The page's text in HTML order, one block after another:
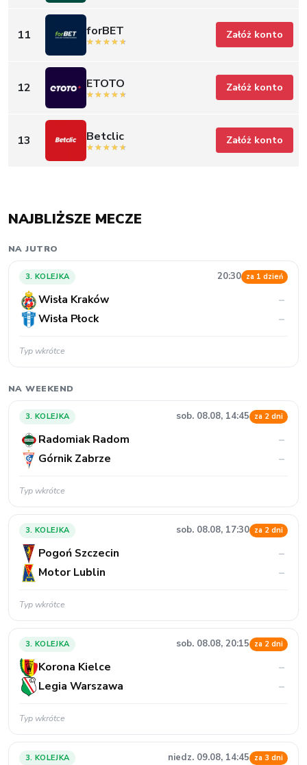
11 forBET Załóż konto
12 ETOTO Załóż konto
13 Betclic Załóż konto
NAJBLIŻSZE MECZE
NA JUTRO
3. KOLEJKA 20:30 za 1 dzień
Wisła Kraków
–
Wisła Płock
–
Typ wkrótce
NA WEEKEND
3. KOLEJKA sob. 08.08, 14:45 za 2 dni
Radomiak Radom
–
Górnik Zabrze
–
Typ wkrótce
3. KOLEJKA sob. 08.08, 17:30 za 2 dni
Pogoń Szczecin
–
Motor Lublin
–
Typ wkrótce
3. KOLEJKA sob. 08.08, 20:15 za 2 dni
Korona Kielce
–
Legia Warszawa
–
Typ wkrótce
3. KOLEJKA niedz. 09.08, 14:45 za 3 dni